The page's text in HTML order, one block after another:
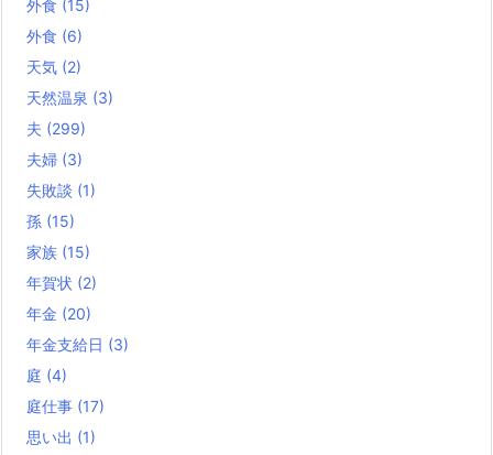
外食 (15)
外食 (6)
天気 (2)
天然温泉 (3)
夫 (299)
夫婦 (3)
失敗談 (1)
孫 (15)
家族 (15)
年賀状 (2)
年金 (20)
年金支給日 (3)
庭 (4)
庭仕事 (17)
思い出 (1)